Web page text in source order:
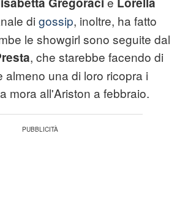
di gossip, inoltre, ha fatto
le showgirl sono seguite dal
, che starebbe facendo di
almeno una di loro ricopra i
mora all'Ariston a febbraio.